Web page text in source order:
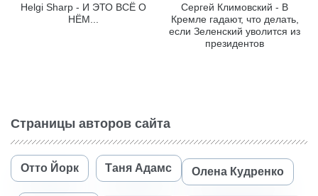
Helgi Sharp - И ЭТО ВСЁ О
НЁМ...
Сергей Климовский - В
Кремле гадают, что делать,
если Зеленский уволится из
президентов
Страницы авторов сайта
Отто Йорк Таня Адамс Олена Кудренко